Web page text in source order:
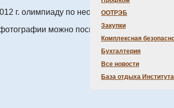
ООТРЭБ
Закупки
Комплексная
Бухгалтерия
Все новости
База отдыха Института
г. олимпиаду по неорганической химии
можно посмотреть на странице